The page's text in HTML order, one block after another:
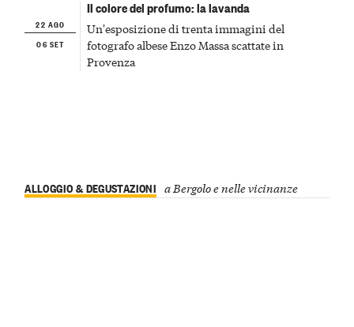
22 AGO
06 SET
Il colore del profumo: la lavanda
Un'esposizione di trenta immagini del
fotografo albese Enzo Massa scattate in
Provenza
ALLOGGIO & DEGUSTAZIONI a Bergolo e nelle vicinanze